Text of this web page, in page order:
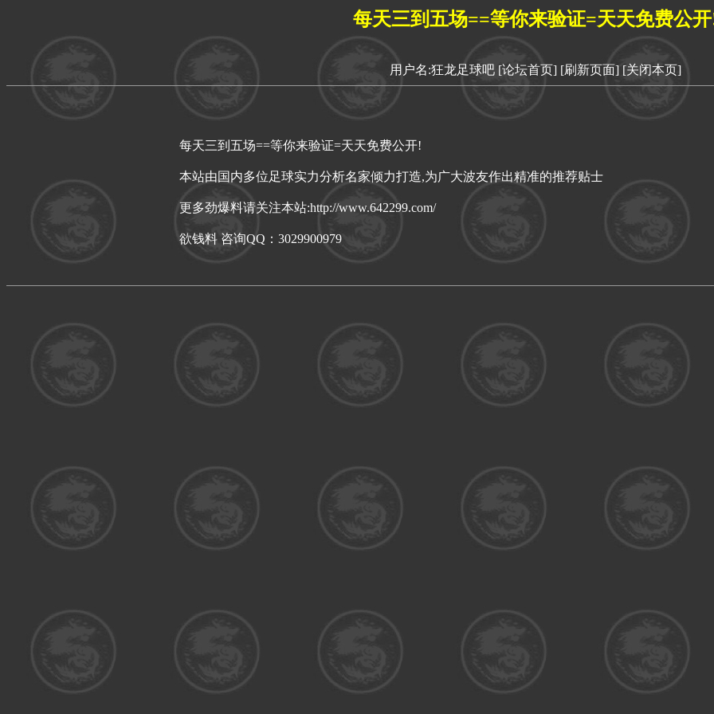
每天三到五场==等你来验证=天天免费公
用户名:狂龙足球吧 [论坛首页] [刷新页面] [关闭本页]
每天三到五场==等你来验证=天天免费公开!
本站由国内多位足球实力分析名家倾力打造,为广大波友作出精准的推荐贴士
更多劲爆料请关注本站:http://www.642299.com/
欲钱料 咨询QQ：3029900979